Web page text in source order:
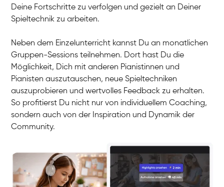
Deine Fortschritte zu verfolgen und gezielt an Deiner
Spieltechnik zu arbeiten.
Neben dem Einzelunterricht kannst Du an monatlichen
Gruppen-Sessions teilnehmen. Dort hast Du die
Möglichkeit, Dich mit anderen Pianistinnen und
Pianisten auszutauschen, neue Spieltechniken
auszuprobieren und wertvolles Feedback zu erhalten.
So profitierst Du nicht nur von individuellem Coaching,
sondern auch von der Inspiration und Dynamik der
Community.